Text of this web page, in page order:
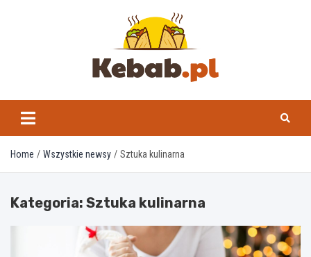
kebab.pl
Home Wszystkie newsy Sztuka kulinarna
Kategoria: Sztuka kulinarna